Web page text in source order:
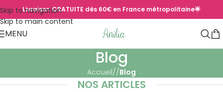
Skip to navigation
Skip to main content
Livraison GRATUITE dès 60€ en France métropolitaine🌟
MENU
Blog
Accueil/ Blog
NOS ARTICLES